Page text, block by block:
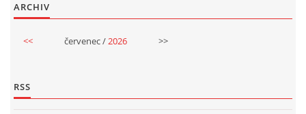
SENZORY PLAY
ARCHIV
<< červenec / 2026 >>
RSS